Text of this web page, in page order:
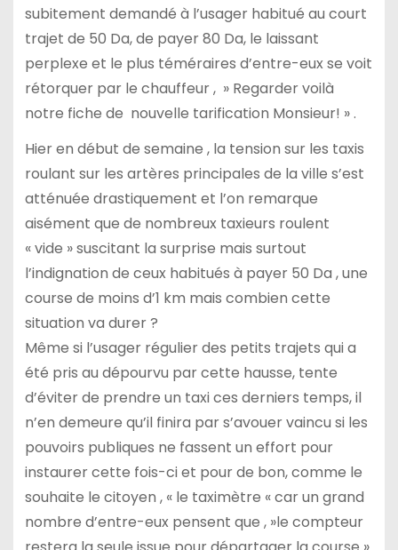
subitement demandé à l’usager habitué au court
trajet de 50 Da, de payer 80 Da, le laissant
perplexe et le plus téméraires d’entre-eux se voit
rétorquer par le chauffeur , » Regarder voilà
notre fiche de nouvelle tarification Monsieur! » .
Hier en début de semaine , la tension sur les taxis
roulant sur les artères principales de la ville s’est
atténuée drastiquement et l’on remarque
aisément que de nombreux taxieurs roulent
« vide » suscitant la surprise mais surtout
l’indignation de ceux habitués à payer 50 Da , une
course de moins d’1 km mais combien cette
situation va durer ?
Même si l’usager régulier des petits trajets qui a
été pris au dépourvu par cette hausse, tente
d’éviter de prendre un taxi ces derniers temps, il
n’en demeure qu’il finira par s’avouer vaincu si les
pouvoirs publiques ne fassent un effort pour
instaurer cette fois-ci et pour de bon, comme le
souhaite le citoyen , « le taximètre « car un grand
nombre d’entre-eux pensent que , »le compteur